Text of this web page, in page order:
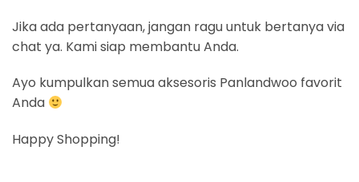
Jika ada pertanyaan, jangan ragu untuk bertanya via
chat ya. Kami siap membantu Anda.
Ayo kumpulkan semua aksesoris Panlandwoo favorit
Anda
Happy Shopping!